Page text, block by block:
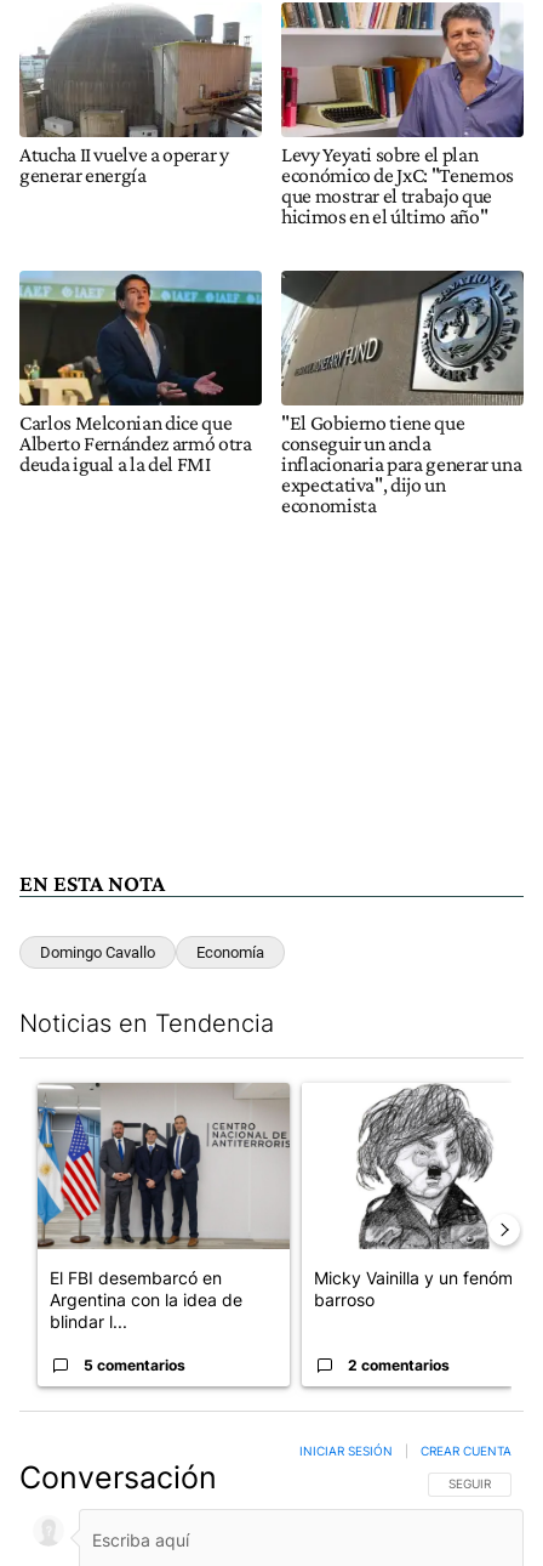
Atucha II vuelve a operar y
generar energía
Levy Yeyati sobre el plan
económico de JxC: "Tenemos
que mostrar el trabajo que
hicimos en el último año"
Carlos Melconian dice que
Alberto Fernández armó otra
deuda igual a la del FMI
"El Gobierno tiene que
conseguir un ancla
inflacionaria para generar una
expectativa", dijo un
economista
EN ESTA NOTA
Domingo Cavallo Economía
Noticias en Tendencia
Un artículo de tendencia con el título "El FBI desembarcó en
El FBI desembarcó en
Argentina con la idea de
blindar l...
5 comentarios
Un artículo de tendencia
Micky Vainilla y un fenómeno
barroso
2 comentarios
Conversación SIGA ESTA
SEGUIR
INICIAR SESIÓN CREAR CUENTA